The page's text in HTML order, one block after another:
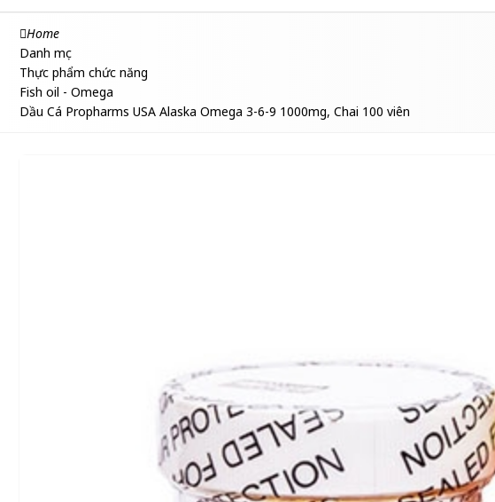
Home
Danh mục
Thực phẩm chức năng
Fish oil - Omega
Dầu Cá Propharms USA Alaska Omega 3-6-9 1000mg, Chai 100 viên